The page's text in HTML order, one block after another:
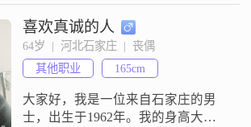
的，重要的是我们的内心和性格是
否契合##3002##我目前的月收入在
3001到5000元之间，虽然不算富
裕，但我足够努力，也懂得勤俭节
约，不会给家庭带来经济负担
##3002##我性格随和
喜欢真诚的人
64岁  |  河北石家庄  |  丧偶
其他职业
165cm
大家好，我是一位来自石家庄的男
士，出生于1962年。我的身高大约